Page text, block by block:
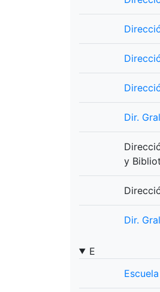
Dir.
y
Dir.
E